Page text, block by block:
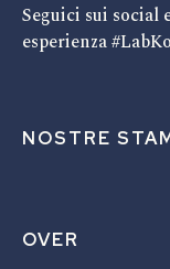
NOSTRE
OVER
Seguici sui social
esperienza